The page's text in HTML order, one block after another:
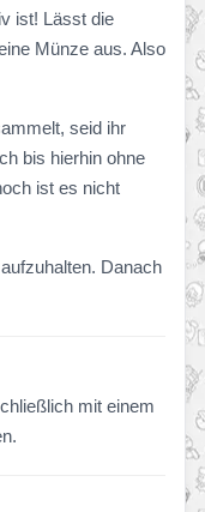
ist! Lässt die
Münze aus. Also
seid ihr
bis hierhin ohne
ist es nicht
Danach
mit einem